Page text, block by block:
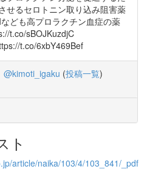
せるセロトニン取り込み阻害薬
ども高プロラクチン血症の薬
t.co/sBOJKuzdjC
t.co/6xbY469Bef
@kimoti_igaku (投稿一覧)
ト
article/naika/103/4/103_841/_pdf